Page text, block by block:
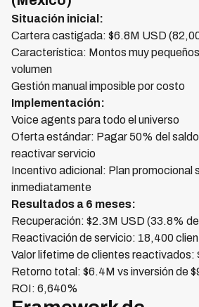
Situación inicial:
Cartera castigada: $6.8M USD
Característica: Montos muy
volumen
Gestión manual imposible por costo
Implementación:
Voice agents para todo el universo
Oferta estándar: Pagar 50% del
reactivar servicio
Incentivo adicional: Plan promocional
inmediatamente
Resultados a 6 meses:
Recuperación: $2.3M USD (33.8%
Reactivación de servicio: 18,400
Valor lifetime de clientes reactivados:
Retorno total: $6.4M vs inversión de
ROI: 6,640%